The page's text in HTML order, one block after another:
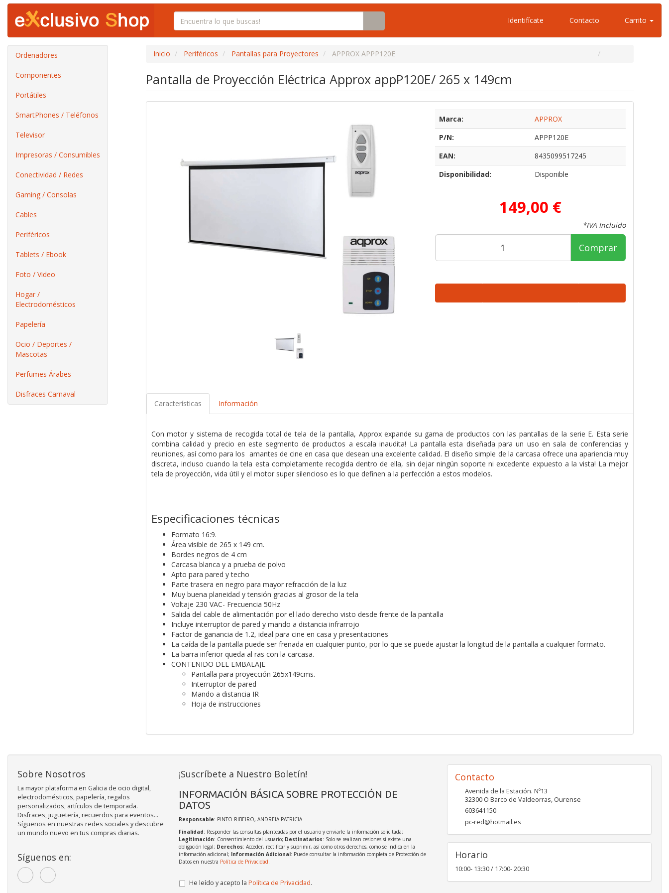
Identifícate Contacto Carrito
Ordenadores
Componentes
Portátiles
SmartPhones / Teléfonos
Televisor
Impresoras / Consumibles
Conectividad / Redes
Gaming / Consolas
Cables
Periféricos
Tablets / Ebook
Foto / Video
Hogar /
Electrodomésticos
Papelería
Ocio / Deportes /
Mascotas
Perfumes Árabes
Disfraces Carnaval
Inicio Periféricos Pantallas para Proyectores APPROX APPP120E
Pantalla de Proyección Eléctrica Approx appP120E/ 265 x 149cm
Marca:
APPROX
P/N:
APPP120E
EAN:
8435099517245
Disponibilidad:
Disponible
149,00 €
*IVA Incluido
Comprar
Características Información
Con motor y sistema de recogida total de tela de la pantalla, Approx expande su gama de productos con las pantallas de la serie E. Esta serie
combina calidad y precio en este segmento de productos a escala inaudita! La pantalla esta diseñada para un uso en sala de conferencias y
reuniones, así como para los amantes de cine en casa que desean una excelente calidad. El diseño simple de la carcasa ofrece una apariencia muy
discreta, incluso cuando la tela esta completamente recogida dentro de ella, sin dejar ningún soporte ni excedente expuesto a la vista! La mejor
tela de proyección, vida útil y el motor super silencioso es lo que definen a la perfección a estos modelos.
Especificaciones técnicas
Formato 16:9.
Área visible de 265 x 149 cm.
Bordes negros de 4 cm
Carcasa blanca y a prueba de polvo
Apto para pared y techo
Parte trasera en negro para mayor refracción de la luz
Muy buena planeidad y tensión gracias al grosor de la tela
Voltaje 230 VAC- Frecuencia 50Hz
Salida del cable de alimentación por el lado derecho visto desde frente de la pantalla
Incluye interruptor de pared y mando a distancia infrarrojo
Factor de ganancia de 1.2, ideal para cine en casa y presentaciones
La caída de la pantalla puede ser frenada en cualquier punto, por lo que se puede ajustar la longitud de la pantalla a cualquier formato.
La barra inferior queda al ras con la carcasa.
CONTENIDO DEL EMBALAJE
Pantalla para proyección 265x149cms.
Interruptor de pared
Mando a distancia IR
Hoja de instrucciones
Sobre Nosotros
La mayor plataforma en Galicia de ocio digital,
electrodomésticos, papelería, regalos
personalizados, artículos de temporada.
Disfraces, juguetería, recuerdos para eventos...
Síguenos en nuestras redes sociales y descubre
un mundo nuevo en tus compras diarias.
Síguenos en:
¡Suscríbete a Nuestro Boletín!
INFORMACIÓN BÁSICA SOBRE PROTECCIÓN DE
DATOS
Responsable: PINTO RIBEIRO, ANDREIA PATRICIA
Finalidad: Responder las consultas planteadas por el usuario y enviarle la información solicitada;
Legitimación: Consentimiento del usuario; Destinatarios: Solo se realizan cesiones si existe una
obligación legal; Derechos: Acceder, rectificar y suprimir, así como otros derechos, como se indica en la
información adicional; Información Adicional: Puede consultar la información completa de Protección de
Datos en nuestra Política de Privacidad.
He leído y acepto la Política de Privacidad.
Contacto
Avenida de la Estación. Nº13
32300 O Barco de Valdeorras, Ourense
603641150
pc-red@hotmail.es
Horario
10:00- 13:30 / 17:00- 20:30